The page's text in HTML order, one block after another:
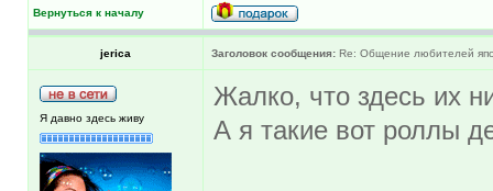
Вернуться к началу
jerica Заголовок сообщения: Re: Общение любителей
Я давно здесь живу
Жалко, что здесь их
А я такие вот роллы